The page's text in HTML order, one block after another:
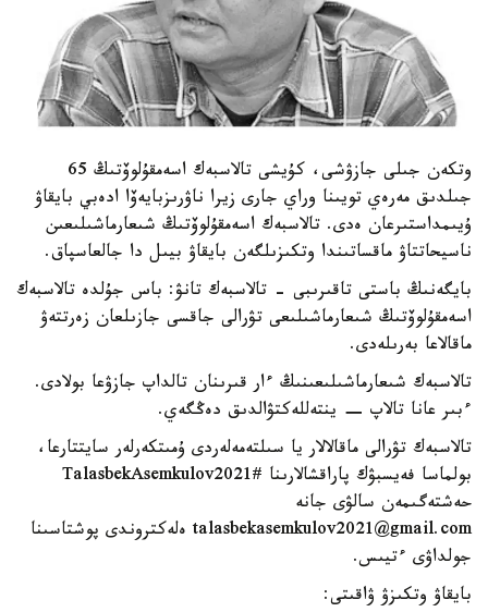
وتكەن جىلى جازۋشى، كۇيشى تالاسبەك اسەمقۇلوۆتىڭ 65
جىلدىق مەرەي تويىنا وراي جارى زيرا ناۋرىزبايەۆا ادەبي بايقاۋ
ۇيىمداستىرعان ەدى. تالاسبەك اسەمقۇلوۆتىڭ شىعارماشىلىعىن
ناسيحاتتاۋ ماقساتىندا وتكىزىلگەن بايقاۋ بيىل دا جالعاسپاق.
بايگەنىڭ باستى تاقىرىبى - تالاسبەك تانۋ: باس جۇلدە تالاسبەك
اسەمقۇلوۆتىڭ شىعارماشىلىعى تۋرالى جاقسى جازىلعان زەرتتەۋ
ماقالاعا بەرىلەدى.
تالاسبەك شىعارماشىلىعىنىڭ ءار قىرىنان تالداپ جازۋعا بولادى.
ءبىر عانا تالاپ − ينتەللەكتۋالدىق دەڭگەي.
تالاسبەك تۋرالى ماقالالار يا سىلتەمەلەردى ۇمىتكەرلەر سايتتارعا،
بولماسا فەيسبۋك پاراقشالارىنا #TalasbekAsemkulov2021
حەشتەگىمەن سالۋى جانە
talasbekasemkulov2021@gmail.com ەلەكتروندى پوشتاسىنا
جولداۋى ءتيىس.
بايقاۋ وتكىزۋ ۋاقىتى: